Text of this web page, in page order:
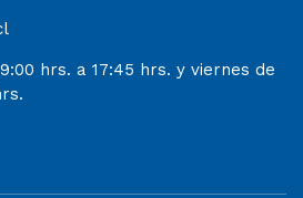
hrs. a 17:45 hrs. y viernes de